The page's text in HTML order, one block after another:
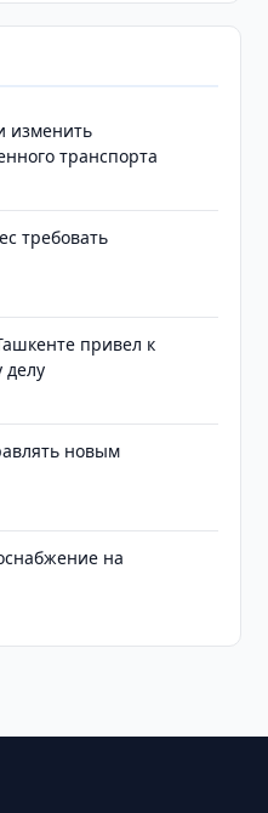
изменить
транспорта
требовать
привел к
делу
новым
на